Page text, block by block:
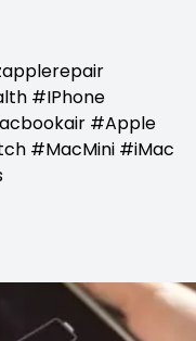
#IPhone
#Apple
#MacMini #iMac